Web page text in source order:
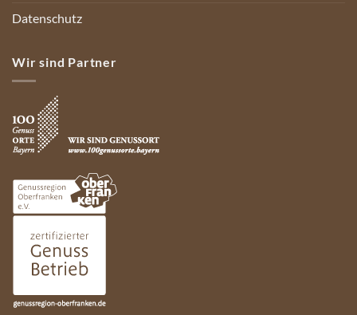
Datenschutz
Wir sind Partner